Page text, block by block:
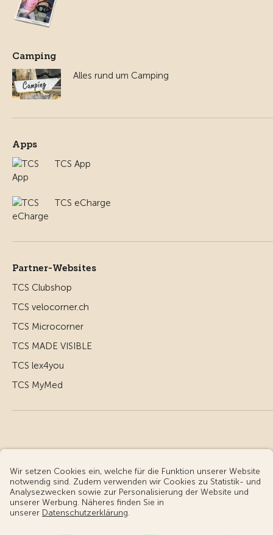
Camping
Alles rund um Camping
Apps
TCS App
TCS eCharge
Partner-Websites
TCS Clubshop
TCS velocorner.ch
TCS Microcorner
TCS MADE VISIBLE
TCS lex4you
TCS MyMed
© Touring Club Schweiz